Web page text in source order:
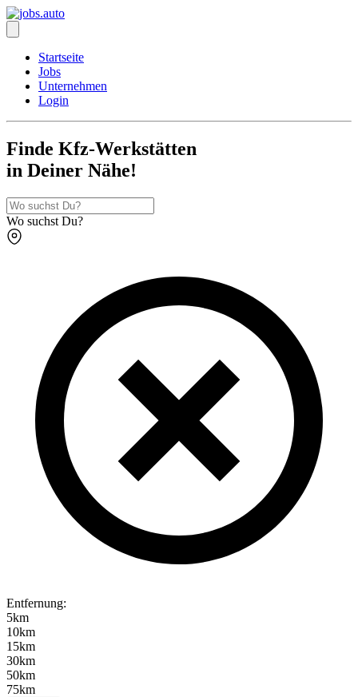
Startseite
Jobs
Unternehmen
Login
Finde Kfz-Werkstätten
in Deiner Nähe!
Wo suchst Du?
Entfernung:
5km
10km
15km
30km
50km
75km